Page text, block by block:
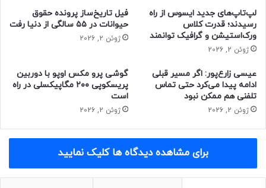
دریچه‌ی دیافراگم لنز f/2.4 تشکیل شده است.
انرژی گلکسی A03 توسط باتری ۵۰۰۰ میلی‌آمپر‌ساعت تأمین
می‌شود. ابعاد این
است و در سه رنگ مشکی، آبی، قرمز عرضه می‌شود.
قیمت و دسترسی گلکسی A03
مقاله‌ی مرتبط:
لپ‌تاپ‌های جدید ایسوس از راه
رسیدند؛ قدرت کلاس
ورک‌استیشن و گرافیک توانمند
ژوئن 2, 2026
فیل تاریخ‌ساز پرونده حقوق
حیوانات در ۵۵ سالگی از دنیا رفت
ژوئن 2, 2026
عیسی زارع‌پور: اگر مسیر قبلی
ادامه پیدا می‌کرد حتی تماس
تلفنی هم ممکن نبود
ژوئن 2, 2026
گوشی پرو مکس اوپو با دوربین
پریسکوپی ۲۰۰ مگاپیکسلی در راه
است
ژوئن 2, 2026
برای مشاهده دیدگاه ها کلیک نمایید